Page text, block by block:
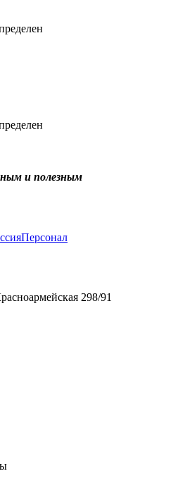
и полезным
Персонал
298/91